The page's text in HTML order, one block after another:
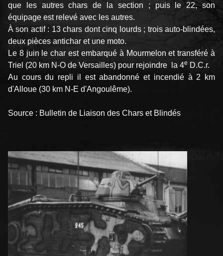
que les autres chars de la section ; puis le 22, son
équipage est relevé avec les autres.
À son actif : 13 chars dont cinq lourds ; trois auto-blindées,
deux pièces antichar et une moto.
Le 8 juin le char est embarqué à Mourmelon et transféré à
Triel (20 km N-O de Versailles) pour rejoindre la 4e D.C.r.
Au cours du repli il est abandonné et incendié à 2 km
d'Alloue (30 km N-E d'Angoulême).
Source : Bulletin de Liaison des Chars et Blindés